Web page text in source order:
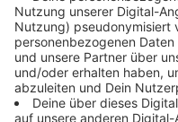
Ilayda hat braune
schmales Gesicht, ist
groß. Zuletzt hat sie
schwarze Hose und
getragen.